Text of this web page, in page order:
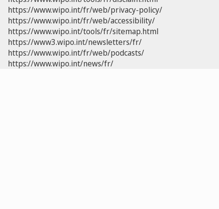
https://www.wipo.int/fr/web/privacy-policy/
https://www.wipo.int/fr/web/accessibility/
https://www.wipo.int/tools/fr/sitemap.html
https://www3.wipo.int/newsletters/fr/
https://www.wipo.int/fr/web/podcasts/
https://www.wipo.int/news/fr/